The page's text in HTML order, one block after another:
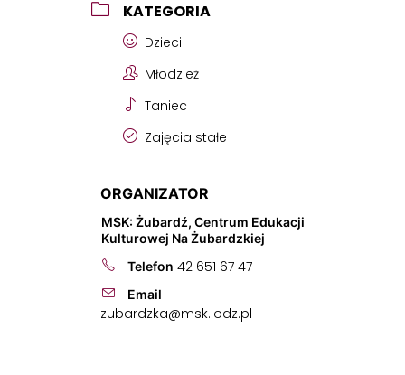
KATEGORIA
Dzieci
Młodzież
Taniec
Zajęcia stałe
ORGANIZATOR
MSK: Żubardź, Centrum Edukacji
Kulturowej Na Żubardzkiej
Telefon 42 651 67 47
Email
zubardzka@msk.lodz.pl